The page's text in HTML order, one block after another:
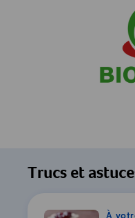
Trucs et
À